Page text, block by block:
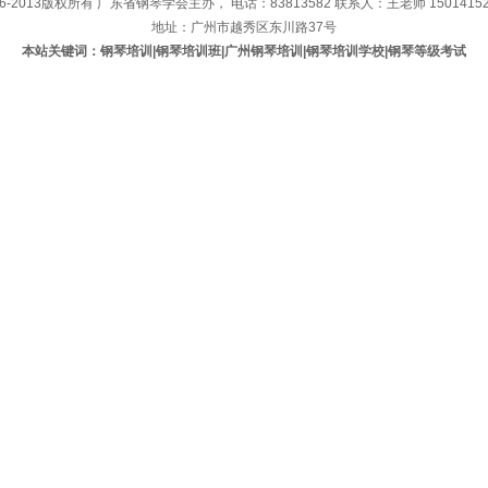
2013版权所有 广东省钢琴学会主办， 电话：83813582 联系人：王老师
地址：广州市越秀区东川路37号
本站关键词：钢琴培训|钢琴培训班|广州钢琴培训|钢琴培训学校|钢琴等级考试